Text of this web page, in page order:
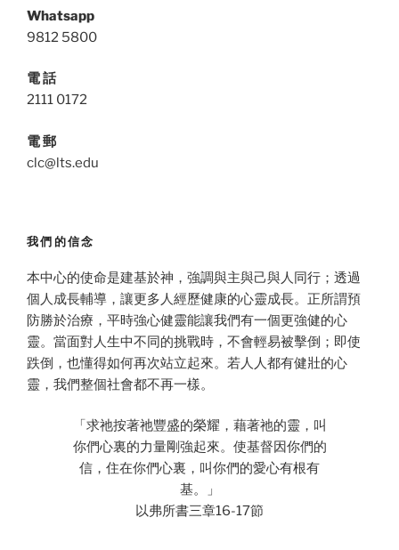
Whatsapp
9812 5800
電 話
2111 0172
電 郵
clc@lts.edu
我們的信念
本中心的使命是建基於神，強調與主與己與人同行；透過
個人成長輔導，讓更多人經歷健康的心靈成長。正所謂預
防勝於治療，平時強心健靈能讓我們有一個更強健的心
靈。當面對人生中不同的挑戰時，不會輕易被擊倒；即使
跌倒，也懂得如何再次站立起來。若人人都有健壯的心
靈，我們整個社會都不再一樣。
「求祂按著祂豐盛的榮耀，藉著祂的靈，叫
你們心裏的力量剛強起來。使基督因你們的
信，住在你們心裏，叫你們的愛心有根有
基。」
以弗所書三章16-17節